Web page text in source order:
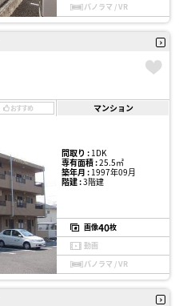
パノラマ / VR
おすすめ マンション
間取り :1DK
専有面積 :25.5㎡
築年月 :1997年09月
階建 :3階建
画像40枚
動画
パノラマ / VR